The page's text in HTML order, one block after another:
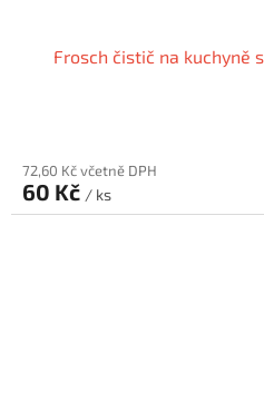
Frosch čistič na kuchyně
72,60 Kč včetně DPH
60 Kč / ks